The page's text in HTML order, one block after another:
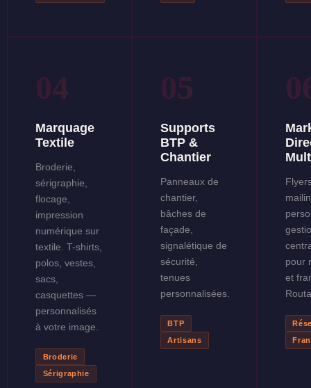
04
Marquage
Textile
Broderie,
sérigraphie,
flocage,
impression
numérique sur
textile. T-shirts,
polos, vestes,
sacs,
casquettes —
personnalisés
à votre image.
Broderie
Sérigraphie
05
Supports
BTP &
Chantier
Panneaux de
chantier,
bâches de
façade,
signalétique de
sécurité,
tenues
personnalisées.
BTP
Artisans
pour
et